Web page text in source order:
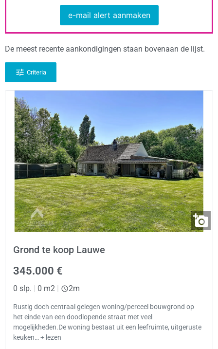
e-mail alert aanmaken
De meest recente aankondigingen staan bovenaan de lijst.
Criteria
Grond te koop Lauwe
345.000 €
0 slp. 0 m2 2m
Rustig doch centraal gelegen woning/perceel bouwgrond op
het einde van een doodlopende straat met veel
mogelijkheden.De woning bestaat uit een leefruimte, uitgeruste
keuken… + lezen